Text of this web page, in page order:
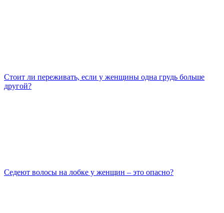
Стоит ли переживать, если у женщины одна грудь больше
другой?
Седеют волосы на лобке у женщин – это опасно?